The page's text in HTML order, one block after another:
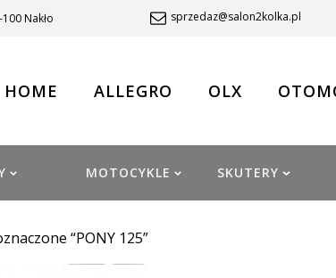
Nakło sprzedaz@salon2kolka.pl
HOME ALLEGRO OLX
MOTOCYKLE SKUTERY
“PONY 125”